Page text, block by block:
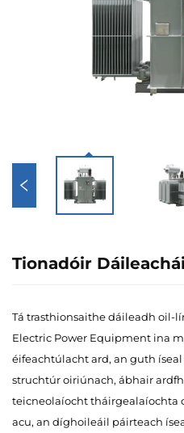
Tionadóir
Tá trasthionsaithe dáileadh oil-
Electric Power Equipment ina
éifeachtúlacht ard, an guth
struchtúr oiriúnach, ábhair
teicneolaíocht tháirgealaíochta
acu, an díghoileáil páirteach